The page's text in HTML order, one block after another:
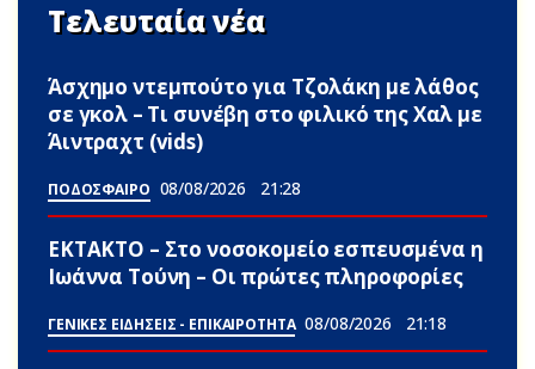
Τελευταία νέα
Άσχημο ντεμπούτο για Τζολάκη με λάθος
σε γκολ – Τι συνέβη στο φιλικό της Χαλ με
Άιντραχτ (vids)
ΠΟΔΟΣΦΑΙΡΟ 08/08/2026 21:28
ΕΚΤΑΚΤΟ – Στο νοσοκομείο εσπευσμένα η
Ιωάννα Τούνη – Οι πρώτες πληροφορίες
ΓΕΝΙΚΕΣ ΕΙΔΗΣΕΙΣ - ΕΠΙΚΑΙΡΟΤΗΤΑ 08/08/2026 21:18